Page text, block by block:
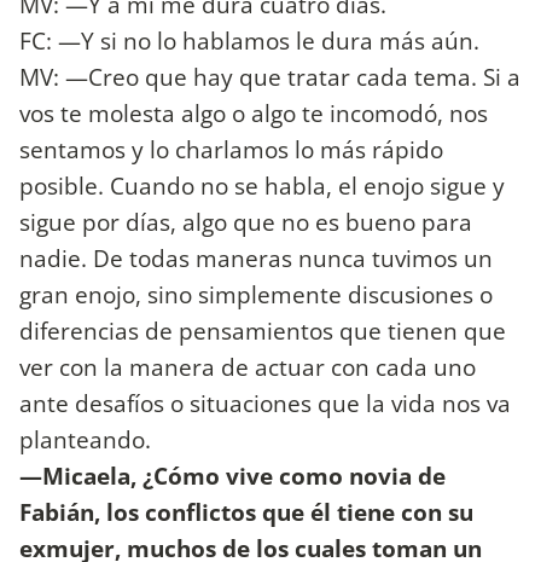
FC: —Y si no lo hablamos le dura más aún.
MV: —Creo que hay que tratar cada tema. Si a
vos te molesta algo o algo te incomodó, nos
sentamos y lo charlamos lo más rápido
posible. Cuando no se habla, el enojo sigue y
sigue por días, algo que no es bueno para
nadie. De todas maneras nunca tuvimos un
gran enojo, sino simplemente discusiones o
diferencias de pensamientos que tienen que
ver con la manera de actuar con cada uno
ante desafíos o situaciones que la vida nos va
planteando.
—Micaela, ¿Cómo vive como novia de
Fabián, los conflictos que él tiene con su
exmujer, muchos de los cuales toman un